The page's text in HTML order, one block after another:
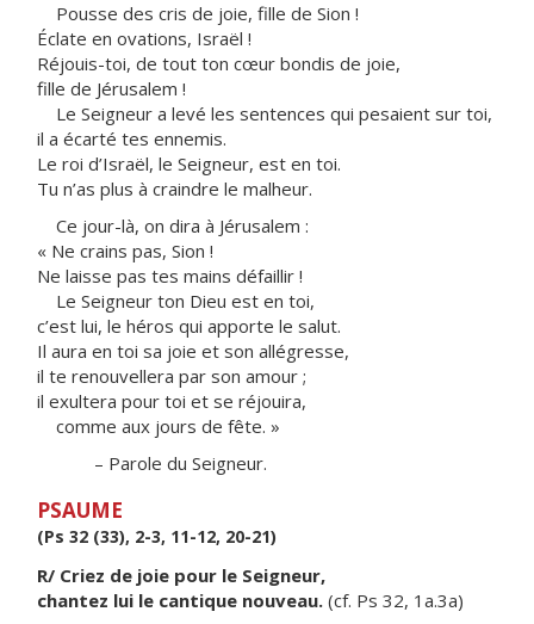
Pousse des cris de joie, fille de Sion !
Éclate en ovations, Israël !
Réjouis-toi, de tout ton cœur bondis de joie,
fille de Jérusalem !
Le Seigneur a levé les sentences qui pesaient sur toi,
il a écarté tes ennemis.
Le roi d’Israël, le Seigneur, est en toi.
Tu n’as plus à craindre le malheur.
Ce jour-là, on dira à Jérusalem :
« Ne crains pas, Sion !
Ne laisse pas tes mains défaillir !
Le Seigneur ton Dieu est en toi,
c’est lui, le héros qui apporte le salut.
Il aura en toi sa joie et son allégresse,
il te renouvellera par son amour ;
il exultera pour toi et se réjouira,
comme aux jours de fête. »
– Parole du Seigneur.
PSAUME
(Ps 32 (33), 2-3, 11-12, 20-21)
R/ Criez de joie pour le Seigneur,
chantez lui le cantique nouveau. (cf. Ps 32, 1a.3a)